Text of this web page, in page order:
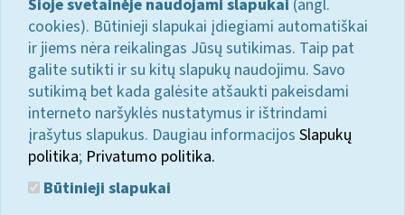
Šioje svetainėje naudojami slapukai (angl.
cookies). Būtinieji slapukai įdiegiami automatiškai
ir jiems nėra reikalingas Jūsų sutikimas. Taip pat
galite sutikti ir su kitų slapukų naudojimu. Savo
sutikimą bet kada galėsite atšaukti pakeisdami
interneto naršyklės nustatymus ir ištrindami
įrašytus slapukus. Daugiau informacijos Slapukų
politika; Privatumo politika.
Būtinieji slapukai